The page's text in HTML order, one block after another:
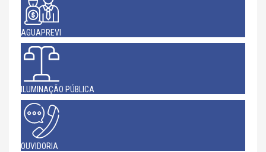
AGUAPREVI
ILUMINAÇÃO PÚBLICA
OUVIDORIA